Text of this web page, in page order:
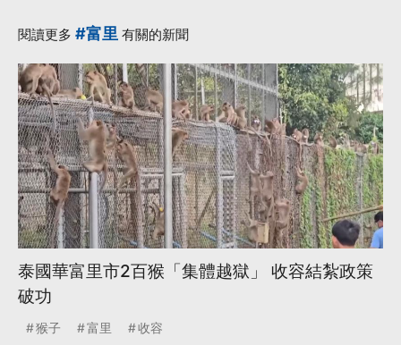
閱讀更多 #富里 有關的新聞
泰國華富里市2百猴「集體越獄」 收容結紮政策
破功
猴子 富里 收容